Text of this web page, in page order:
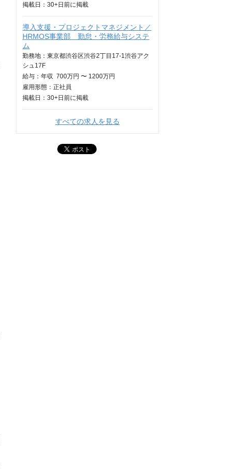
掲載日： 30+日 前に掲載
導入支援・プロジェクトマネジメント／
HRMOS事業部 勤怠・労務給与システ
ム
勤務地：東京都渋谷区渋谷2丁目17-1渋谷アク
シュ17F
給与： 年収 700万円 〜 1200万円
雇用形態：正社員
掲載日： 30+日 前に掲載
すべての求人を見る